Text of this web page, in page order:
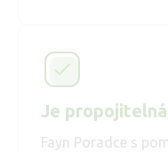
Je propojitelná
Fayn Poradce s